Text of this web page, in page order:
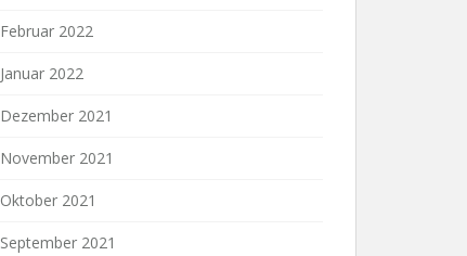
Februar 2022
Januar 2022
Dezember 2021
November 2021
Oktober 2021
September 2021